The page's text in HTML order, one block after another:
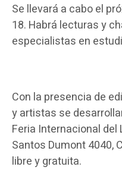
Se llevará a cabo el
18. Habrá lecturas y
especialistas en
Con la presencia de
y artistas se
Feria Internacional
Santos Dumont 4040,
libre y gratuita.